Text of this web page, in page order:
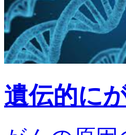
遺伝的に